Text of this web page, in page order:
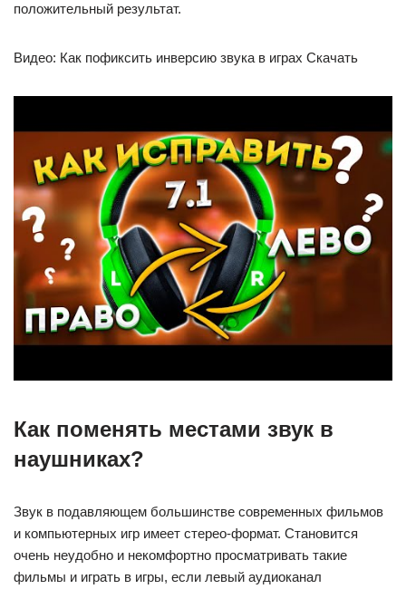
положительный результат.
Видео: Как пофиксить инверсию звука в играх Скачать
Как поменять местами звук в
наушниках?
Звук в подавляющем большинстве современных фильмов
и компьютерных игр имеет стерео-формат. Становится
очень неудобно и некомфортно просматривать такие
фильмы и играть в игры, если левый аудиоканал